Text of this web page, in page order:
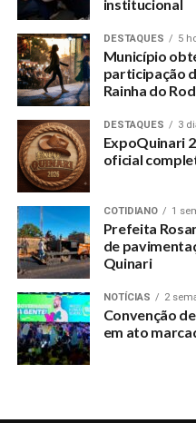
institucional
DESTAQUES 5
Município
participação
Rainha do
DESTAQUES 3
ExpoQuinari
oficial
COTIDIANO 1
Prefeita
de
Quinari
NOTÍCIAS 2
Convenção
em ato